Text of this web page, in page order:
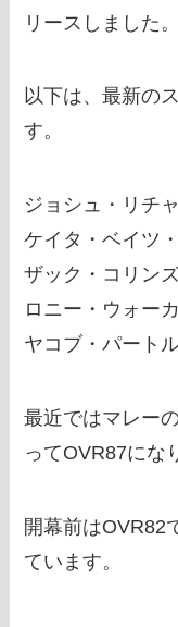
リースしました。
以下は、最新の
す。
ジョシュ・リチ
ケイタ・ベイツ
ザック・コリン
ロニー・ウォー
ヤコブ・パート
最近ではマレー
ってOVR87にな
開幕前はOVR82
ています。